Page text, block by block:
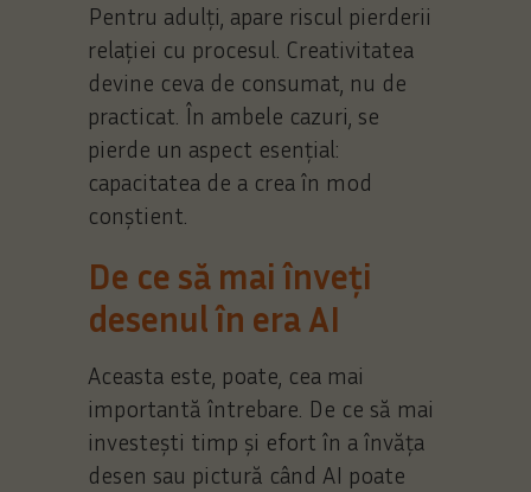
Pentru adulți, apare riscul pierderii
relației cu procesul. Creativitatea
devine ceva de consumat, nu de
practicat. În ambele cazuri, se
pierde un aspect esențial:
capacitatea de a crea în mod
conștient.
De ce să mai înveți
desenul în era AI
Aceasta este, poate, cea mai
importantă întrebare. De ce să mai
investești timp și efort în a învăța
desen sau pictură când AI poate